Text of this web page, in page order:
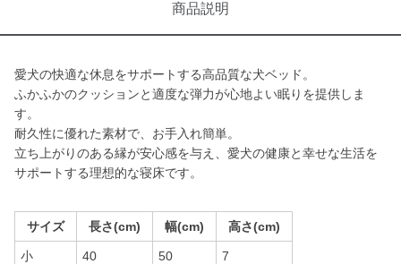
商品説明
愛犬の快適な休息をサポートする高品質な犬ベッド。
ふかふかのクッションと適度な弾力が心地よい眠りを提供しま
す。
耐久性に優れた素材で、お手入れ簡単。
立ち上がりのある縁が安心感を与え、愛犬の健康と幸せな生活を
サポートする理想的な寝床です。
サイズ 長さ(cm) 幅(cm) 高さ(cm)
小 40 50 7